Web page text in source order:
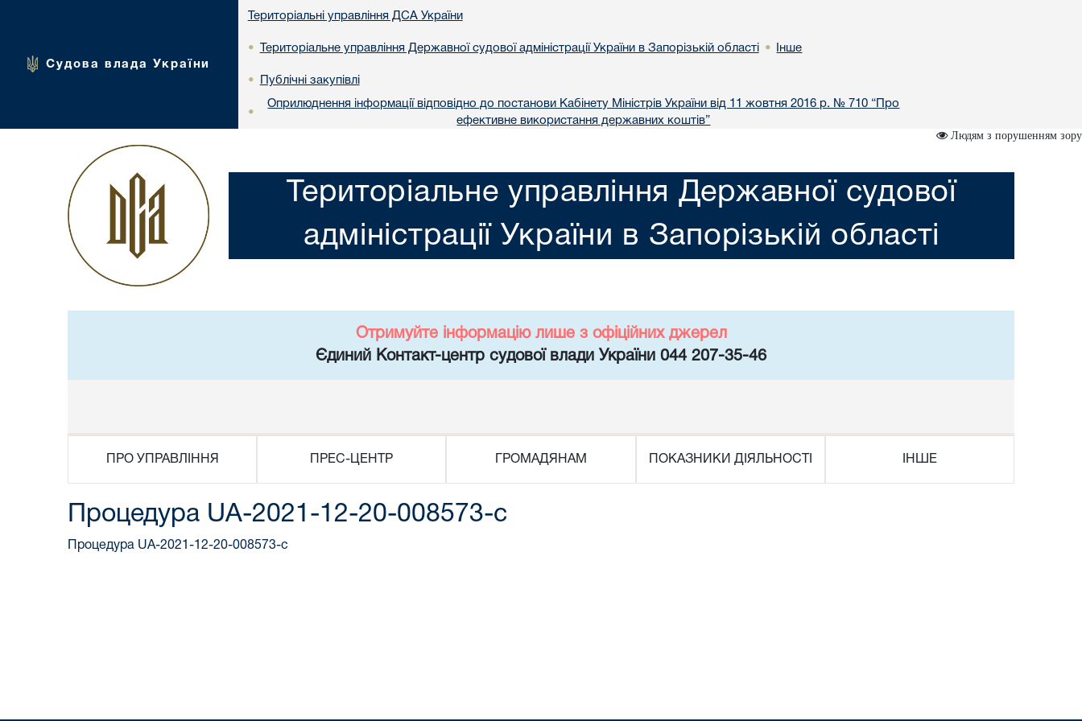
Судова влада України
Територіальні управління ДСА України
• Територіальне управління Державної судової адміністрації України в Запорізькій області • Інше
• Публічні закупівлі
•
Оприлюднення інформації відповідно до постанови Кабінету Міністрів України від 11 жовтня 2016 р. № 710 “Про
ефективне використання державних коштів”
Людям з порушенням зору
Територіальне управління Державної судової
адміністрації України в Запорізькій області
Отримуйте інформацію лише з офіційних джерел
Єдиний Контакт-центр судової влади України 044 207-35-46
ПРО УПРАВЛІННЯ ПРЕС-ЦЕНТР ГРОМАДЯНАМ ПОКАЗНИКИ ДІЯЛЬНОСТІ ІНШЕ
Процедура UA-2021-12-20-008573-c
Процедура UA-2021-12-20-008573-c